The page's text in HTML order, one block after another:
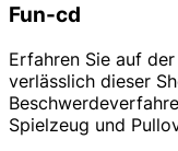
Fun-cd
Erfahren Sie auf
verlässlich dieser
Spielzeug und